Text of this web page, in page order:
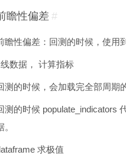
瞻性偏差 #
瞻性偏差：回测的时候，使用
数据， 计算指标
测的时候，会加载完全部周期
测的时候 populate_indicators
。
求极值